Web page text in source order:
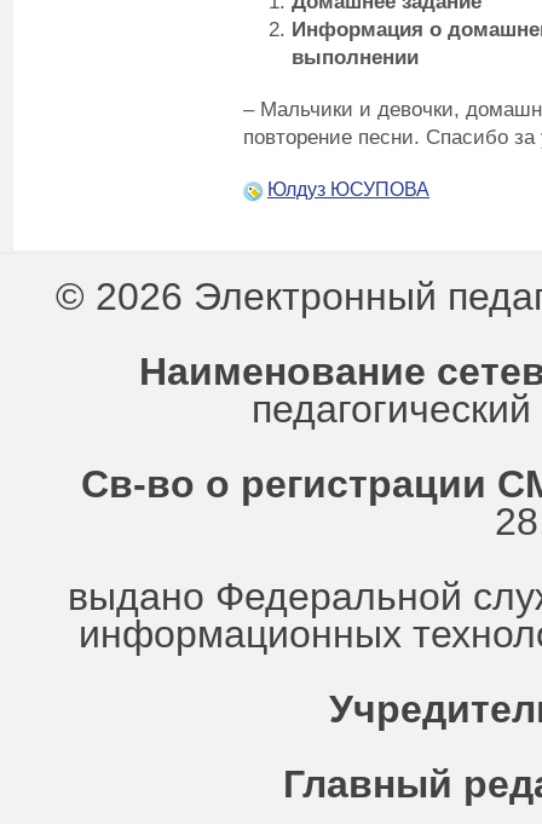
Информация о
выполнении
– Мальчики и девочки,
повторение песни. Спасибо
Юлдуз ЮСУПОВА
© 2026 Электронный
Наименование
Св-во о регистрации
выдано Федеральной
информационных
Главный